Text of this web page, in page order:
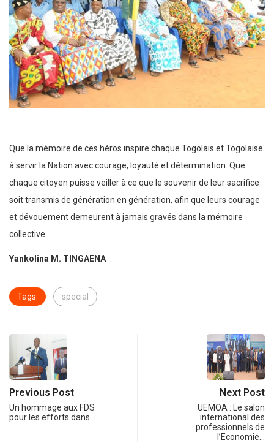
Que la mémoire de ces héros inspire chaque Togolais et Togolaise
à servir la Nation avec courage, loyauté et détermination. Que
chaque citoyen puisse veiller à ce que le souvenir de leur sacrifice
soit transmis de génération en génération, afin que leurs courage
et dévouement demeurent à jamais gravés dans la mémoire
collective.
Yankolina M. TINGAENA
Tags: special
Previous Post
Un hommage aux FDS
pour les efforts dans…
Next Post
UEMOA : Le salon
international des
professionnels de
l’Economie…